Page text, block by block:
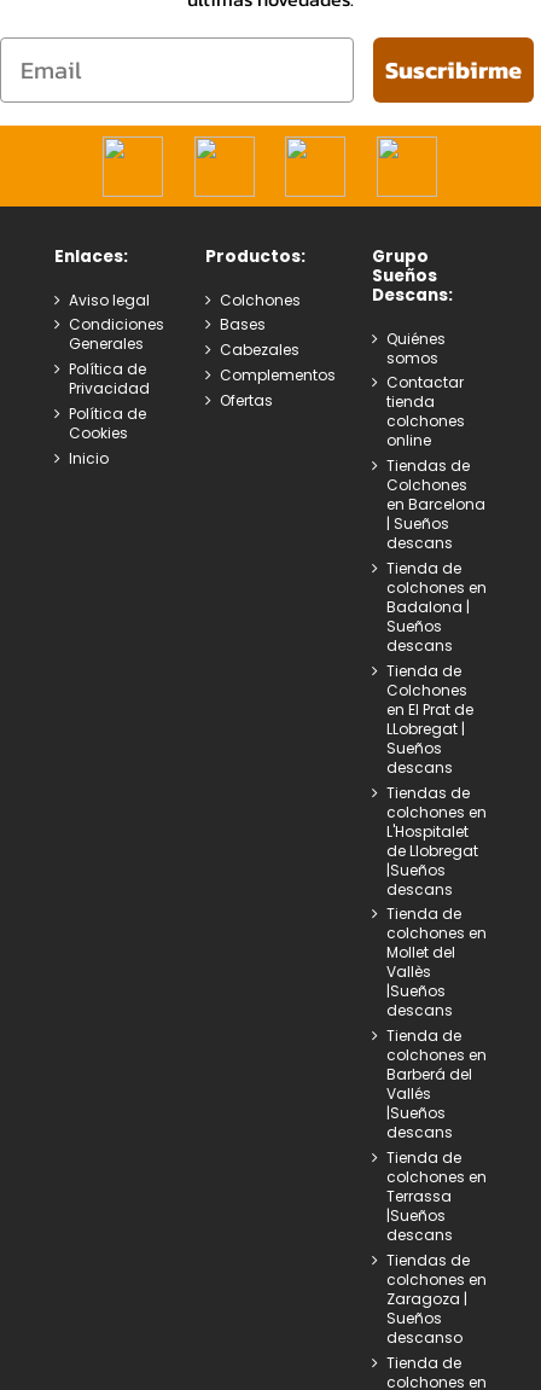
Email Suscribirme
Enlaces:
Aviso legal
Condiciones
Generales
Política de
Privacidad
Política de
Cookies
Inicio
Productos:
Colchones
Bases
Cabezales
Complementos
Ofertas
Grupo
Sueños
Descans:
Quiénes
somos
Contactar
tienda
colchones
online
Tiendas de
Colchones
en Barcelona
| Sueños
descans
Tienda de
colchones en
Badalona |
Sueños
descans
Tienda de
Colchones
en El Prat de
LLobregat |
Sueños
descans
Tiendas de
colchones en
L'Hospitalet
de Llobregat
|Sueños
descans
Tienda de
colchones en
Mollet del
Vallès
|Sueños
descans
Tienda de
colchones en
Barberá del
Vallés
|Sueños
descans
Tienda de
colchones en
Terrassa
|Sueños
descans
Tiendas de
colchones en
Zaragoza |
Sueños
descanso
Tienda de
colchones en